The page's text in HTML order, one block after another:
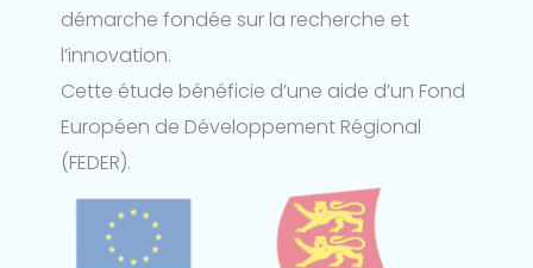
démarche fondée sur la recherche et
l’innovation.
Cette étude bénéficie d’une aide d’un Fond
Européen de Développement Régional
(FEDER).